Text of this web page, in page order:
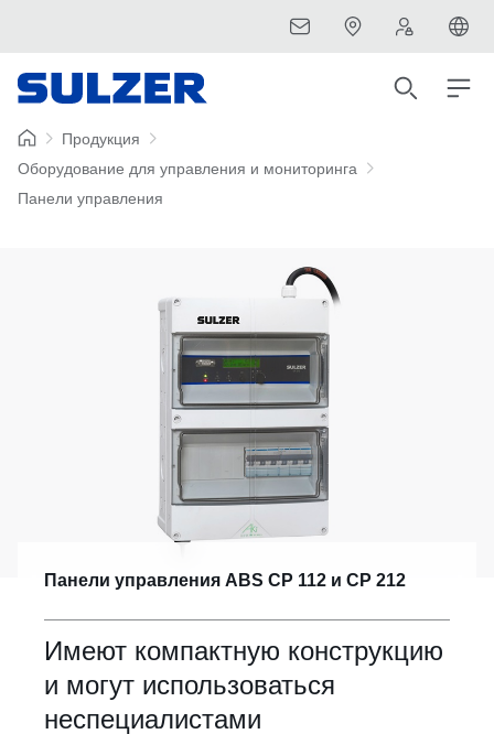
Продукция
Оборудование для управления и мониторинга
Панели управления
Панели управления ABS CP 112 и CP 212
Имеют компактную конструкцию
и могут использоваться
неспециалистами